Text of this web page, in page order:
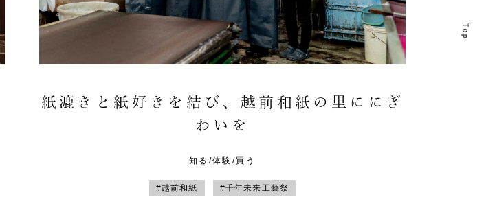
紙漉きと紙好きを結び、越前和紙の里ににぎ
わいを
知る/体験/買う
#越前和紙 #千年未来工藝祭